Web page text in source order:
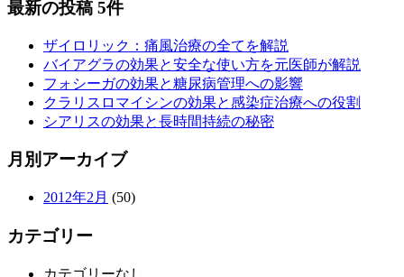
最新の投稿 5件
ザイロリック：痛風治療の全てを解説
バイアグラの効果と安全な使い方を元医師が解説
フォシーガの効果と糖尿病管理への影響
クラリスロマイシンの効果と感染症治療への役割
シアリスの効果と長時間持続の秘密
月別アーカイブ
2012年2月 (50)
カテゴリー
カテゴリーなし